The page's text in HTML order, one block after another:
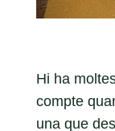
Hi ha
compte
una que